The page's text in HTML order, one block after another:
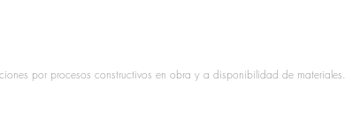
por procesos constructivos en obra y a disponibilidad de materiales.